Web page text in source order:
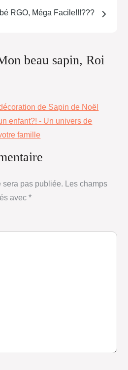
RGO, Méga Facile!!!???
beau sapin, Roi
de Sapin de Noël
enfant?! - Un univers de
famille
sera pas publiée. Les champs
avec*